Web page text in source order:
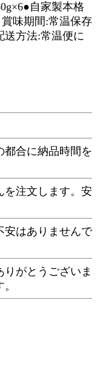
自家製本格
味期間:常温保存
送方法:常温便に
都合に納品時間を
を注文します。安
安はありませんで
がとうございま